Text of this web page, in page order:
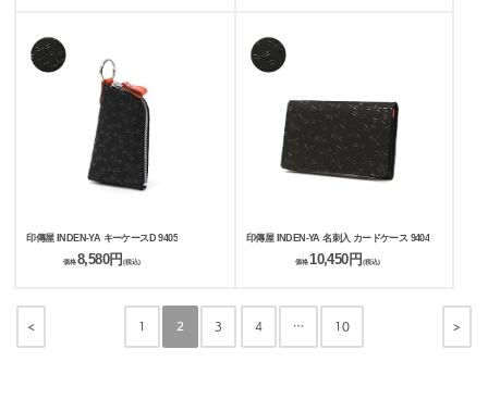
印傳屋 INDEN-YA キーケースD 9405
価格8,580円 (税込)
印傳屋 INDEN-YA 名刺入 カードケース 9404
価格 10,450円 (税込)
< >
1 2 3 4 … 10